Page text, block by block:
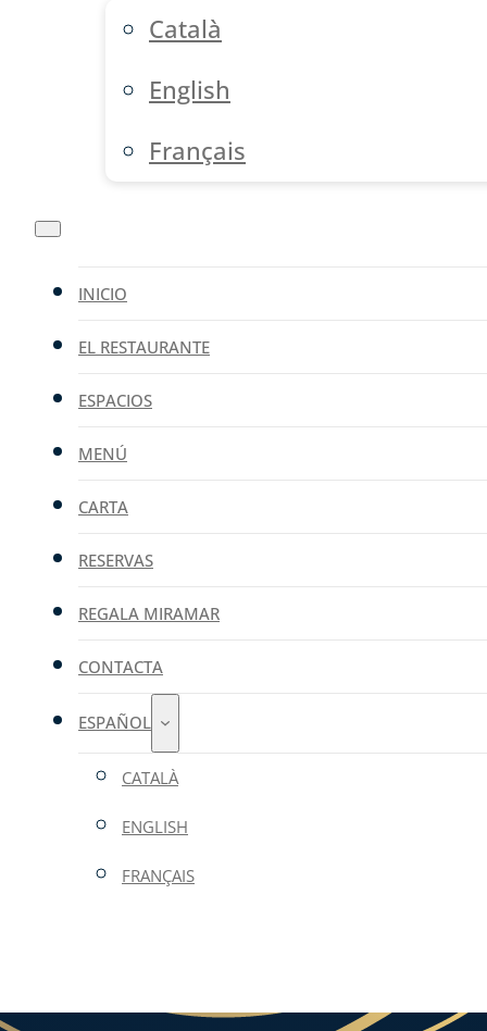
Català
English
Français
INICIO
EL RESTAURANTE
ESPACIOS
MENÚ
CARTA
RESERVAS
REGALA MIRAMAR
CONTACTA
ESPAÑOL
CATALÀ
ENGLISH
FRANÇAIS